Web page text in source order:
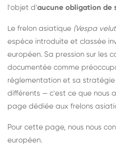
l'objet d'aucune obligation de
Le frelon asiatique (Vespa
espèce introduite et classée
européen. Sa pression sur les
documentée comme
réglementation et sa
différents — c'est ce que nous
page dédiée aux frelons
Pour cette page, nous nous
européen.